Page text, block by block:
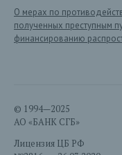
О мерах по
полученных преступным
финансированию
© 1994—2025
АО «БАНК СГБ»
Лицензия ЦБ РФ